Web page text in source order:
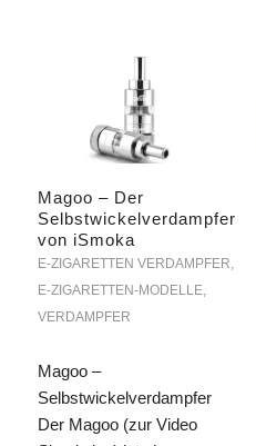
Magoo – Der
Selbstwickelverdampfer
von iSmoka
E-ZIGARETTEN VERDAMPFER,
E-ZIGARETTEN-MODELLE,
VERDAMPFER
Magoo –
Selbstwickelverdampfer
Der Magoo (zur Video